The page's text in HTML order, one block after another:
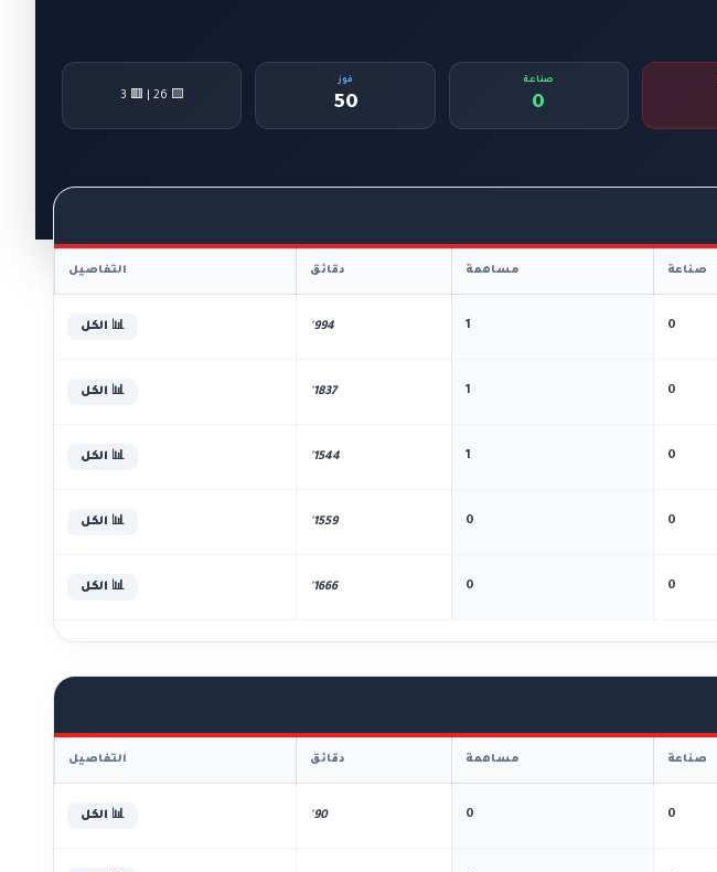
صناعة
0
فوز
50
🟨 26 | 🟥 3
صناعة مساهمة دقائق التفاصيل
0
1
994' 📊 الكل
0
1
1837' 📊 الكل
0
1
1544' 📊 الكل
0
0
1559' 📊 الكل
0
0
1666' 📊 الكل
صناعة مساهمة دقائق التفاصيل
0
0
90' 📊 الكل